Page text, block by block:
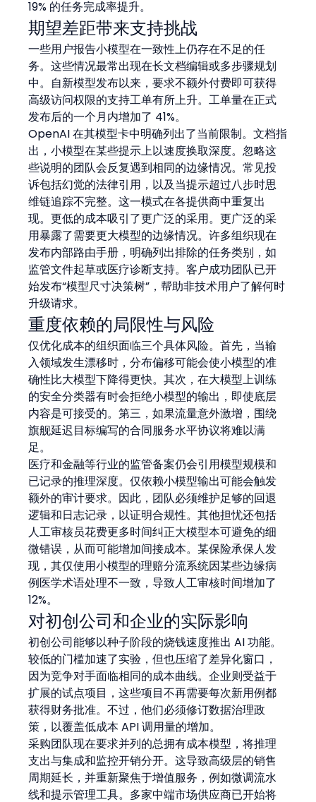
19% 的任务完成率提升。
期望差距带来支持挑战
一些用户报告小模型在一致性上仍存在不足的任
务。这些情况最常出现在长文档编辑或多步骤规划
中。自新模型发布以来，要求不额外付费即可获得
高级访问权限的支持工单有所上升。工单量在正式
发布后的一个月内增加了 41%。
OpenAI 在其模型卡中明确列出了当前限制。文档指
出，小模型在某些提示上以速度换取深度。忽略这
些说明的团队会反复遇到相同的边缘情况。常见投
诉包括幻觉的法律引用，以及当提示超过八步时思
维链追踪不完整。这一模式在各提供商中重复出
现。更低的成本吸引了更广泛的采用。更广泛的采
用暴露了需要更大模型的边缘情况。许多组织现在
发布内部路由手册，明确列出排除的任务类别，如
监管文件起草或医疗诊断支持。客户成功团队已开
始发布“模型尺寸决策树”，帮助非技术用户了解何时
升级请求。
重度依赖的局限性与风险
仅优化成本的组织面临三个具体风险。首先，当输
入领域发生漂移时，分布偏移可能会使小模型的准
确性比大模型下降得更快。其次，在大模型上训练
的安全分类器有时会拒绝小模型的输出，即使底层
内容是可接受的。第三，如果流量意外激增，围绕
旗舰延迟目标编写的合同服务水平协议将难以满
足。
医疗和金融等行业的监管备案仍会引用模型规模和
已记录的推理深度。仅依赖小模型输出可能会触发
额外的审计要求。因此，团队必须维护足够的回退
逻辑和日志记录，以证明合规性。其他担忧还包括
人工审核员花费更多时间纠正大模型本可避免的细
微错误，从而可能增加间接成本。某保险承保人发
现，其仅使用小模型的理赔分流系统因某些边缘病
例医学术语处理不一致，导致人工审核时间增加了
12%。
对初创公司和企业的实际影响
初创公司能够以种子阶段的烧钱速度推出 AI 功能。
较低的门槛加速了实验，但也压缩了差异化窗口，
因为竞争对手面临相同的成本曲线。企业则受益于
扩展的试点项目，这些项目不再需要每次新用例都
获得财务批准。不过，他们必须修订数据治理政
策，以覆盖低成本 API 调用量的增加。
采购团队现在要求并列的总拥有成本模型，将推理
支出与集成和监控开销分开。这导致高级层的销售
周期延长，并重新聚焦于增值服务，例如微调流水
线和提示管理工具。多家中端市场供应商已开始将